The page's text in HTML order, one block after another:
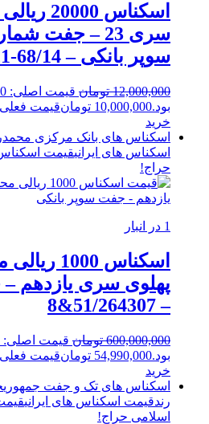
اسکناس
سوپر بانکی – 68/14-222221&2
12,000,000 تومان
بود.10,000,000 تومانقیمت فعلی: 10,000,000
خرید
اسکناس های بانک مرکزی
اسکناس های ایرانیقیمت
حراج!
1 در انبار
اسکناس
پهلوی سری یازدهم
– 51/264307&8
600,000,000 تومان
بود.54,990,000 تومانقیمت فعلی: 54,990,000
خرید
اسکناس های تک و جفت جمهوری
رندقیمت اسکناس های ایرانی
اسلامی حراج!